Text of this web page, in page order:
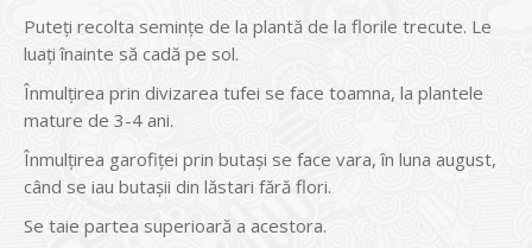
Puteți recolta semințe de la plantă de la florile trecute. Le
luați înainte să cadă pe sol.
Înmulțirea prin divizarea tufei se face toamna, la plantele
mature de 3-4 ani.
Înmulțirea garofiței prin butași se face vara, în luna august,
când se iau butașii din lăstari fără flori.
Se taie partea superioară a acestora.